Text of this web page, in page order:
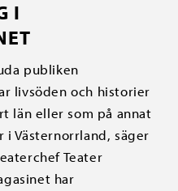
I
publiken
livsöden och historier
län eller som på annat
i Västernorrland, säger
Teater
har